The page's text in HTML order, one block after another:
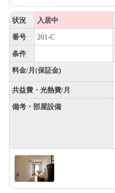
状況 入居中
番号 201-C
条件
料金/月(保証金)
共益費・光熱費/月
備考・部屋設備